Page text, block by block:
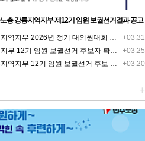
총 강릉지역지부 제12기 임원 보궐선거결과 공고
+03.31
부 2026년 정기 대의원대회 재소집 건
+03.25
12기 임원 보궐선거 후보자 확정 공고
+03.20
12기 임원 보궐선거 후보 등록 기간 연장 공고
+